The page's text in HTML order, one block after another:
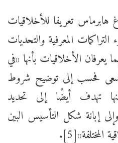
تعريفا للأخلاقيات
المعرفية والتحديات
يعرفان الأخلاقيات بأنها «في
تسعى فحسب إلى توضيح شروط
تهدف أيضًا إلى تحديد
إبانة شكل التأسيس البين
المختلفة»[5].